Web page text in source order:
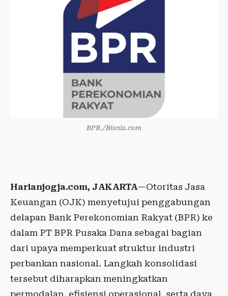
BPR./Bisnis.com
Harianjogja.com, JAKARTA—Otoritas Jasa
Keuangan (OJK) menyetujui penggabungan
delapan Bank Perekonomian Rakyat (BPR) ke
dalam PT BPR Pusaka Dana sebagai bagian
dari upaya memperkuat struktur industri
perbankan nasional. Langkah konsolidasi
tersebut diharapkan meningkatkan